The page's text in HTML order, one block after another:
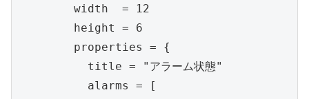
        width  = 12
        height = 6
        properties = {
          title = "アラーム状態"
          alarms = [